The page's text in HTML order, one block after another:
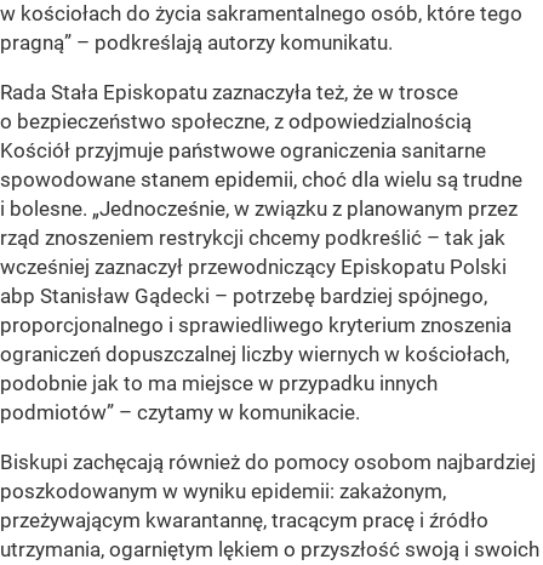
w kościołach do życia sakramentalnego osób, które tego
pragną” – podkreślają autorzy komunikatu.
Rada Stała Episkopatu zaznaczyła też, że w trosce
o bezpieczeństwo społeczne, z odpowiedzialnością
Kościół przyjmuje państwowe ograniczenia sanitarne
spowodowane stanem epidemii, choć dla wielu są trudne
i bolesne. „Jednocześnie, w związku z planowanym przez
rząd znoszeniem restrykcji chcemy podkreślić – tak jak
wcześniej zaznaczył przewodniczący Episkopatu Polski
abp Stanisław Gądecki – potrzebę bardziej spójnego,
proporcjonalnego i sprawiedliwego kryterium znoszenia
ograniczeń dopuszczalnej liczby wiernych w kościołach,
podobnie jak to ma miejsce w przypadku innych
podmiotów” – czytamy w komunikacie.
Biskupi zachęcają również do pomocy osobom najbardziej
poszkodowanym w wyniku epidemii: zakażonym,
przeżywającym kwarantannę, tracącym pracę i źródło
utrzymania, ogarniętym lękiem o przyszłość swoją i swoich